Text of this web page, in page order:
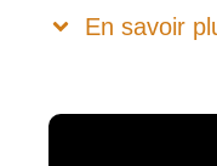
omgeving.
groene zones.
En savoir